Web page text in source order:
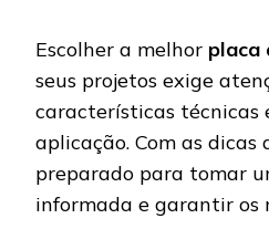
Escolher a melhor placa
seus projetos exige
características técnicas
aplicação. Com as dicas
preparado para tomar
informada e garantir os